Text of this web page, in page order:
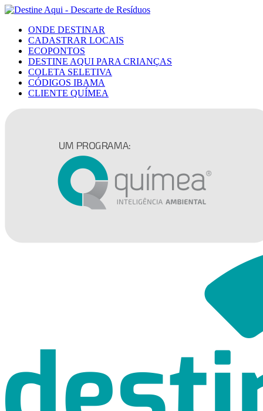
ONDE DESTINAR
CADASTRAR LOCAIS
ECOPONTOS
DESTINE AQUI PARA CRIANÇAS
COLETA SELETIVA
CÓDIGOS IBAMA
CLIENTE QUÍMEA